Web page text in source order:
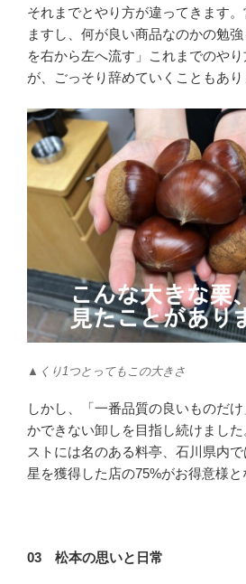
それまでとやり方が違ってきます
ますし、何が良い商品なのかの勉
を右から左へ流す」これまでのや
が、ごっそり辞めていくこともあり
▲くり1つとってもこの大きさ
しかし、「一番品質の良いものだ
かできない卸しを目指し続けまし
ストには名のある料亭、石川県内
星を獲得した店の75%がお得意様と
03 松本の思いと日常